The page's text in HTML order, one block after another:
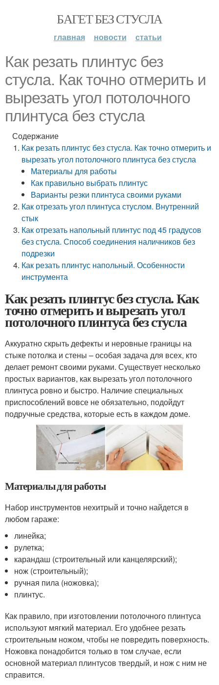
БАГЕТ БЕЗ СТУСЛА
главная новости статьи
Как резать плинтус без
стусла. Как точно отмерить и
вырезать угол потолочного
плинтуса без стусла
Содержание
Как резать плинтус без стусла. Как точно отмерить и
вырезать угол потолочного плинтуса без стусла
Материалы для работы
Как правильно выбрать плинтус
Варианты резки плинтуса своими руками
Как отрезать угол плинтуса стуслом. Внутренний
стык
Как отрезать напольный плинтус под 45 градусов
без стусла. Способ соединения наличников без
подрезки
Как резать плинтус напольный. Особенности
инструмента
Как резать плинтус без стусла. Как
точно отмерить и вырезать угол
потолочного плинтуса без стусла
Аккуратно скрыть дефекты и неровные границы на
стыке потолка и стены – особая задача для всех, кто
делает ремонт своими руками. Существует несколько
простых вариантов, как вырезать угол потолочного
плинтуса ровно и быстро. Наличие специальных
приспособлений вовсе не обязательно, подойдут
подручные средства, которые есть в каждом доме.
Материалы для работы
Набор инструментов нехитрый и точно найдется в
любом гараже:
линейка;
рулетка;
карандаш (строительный или канцелярский);
нож (строительный);
ручная пила (ножовка);
плинтус.
Как правило, при изготовлении потолочного плинтуса
используют мягкий материал. Его удобнее резать
строительным ножом, чтобы не повредить поверхность.
Ножовка понадобится только в том случае, если
основной материал плинтусов твердый, и нож с ним не
справится.